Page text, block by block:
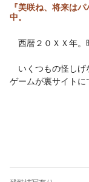
『美咲ね、将来は
中。
西暦２０ＸＸ年。
いくつもの怪しげ
ゲームが裏サイト